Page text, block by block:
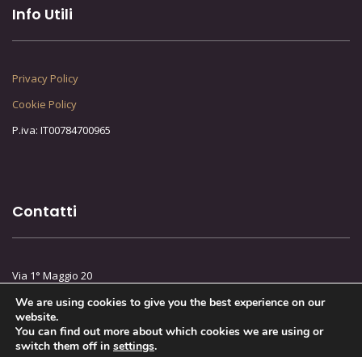
Info Utili
Privacy Policy
Cookie Policy
P.iva: IT00784700965
Contatti
Via 1° Maggio 20
Telefono :
Mail:commerciale@fe-bo.it
We are using cookies to give you the best experience on our
website.
You can find out more about which cookies we are using or
switch them off in settings.